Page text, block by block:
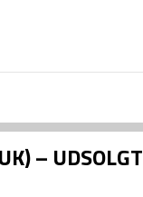
– UDSOLGT